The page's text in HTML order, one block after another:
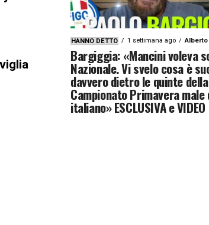
HANNO DETTO 1 settimana ago
Bargiggia: «Mancini voleva
Nazionale. Vi svelo cosa è
davvero dietro le quinte della
Campionato Primavera
italiano» ESCLUSIVA e VIDEO